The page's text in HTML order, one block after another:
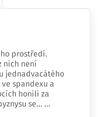
prostředí.
nich není
jednadvacátého
spandexu a
honili za
se… ...